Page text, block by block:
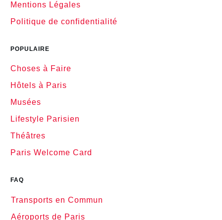
Mentions Légales
Politique de confidentialité
POPULAIRE
Choses à Faire
Hôtels à Paris
Musées
Lifestyle Parisien
Théâtres
Paris Welcome Card
FAQ
Transports en Commun
Aéroports de Paris